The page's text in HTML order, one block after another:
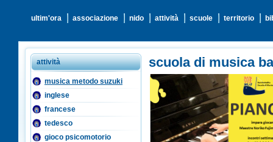
ultim'ora associazione nido attività scuole territorio
attività
musica metodo suzuki
inglese
francese
tedesco
gioco psicomotorio
scuola di musica